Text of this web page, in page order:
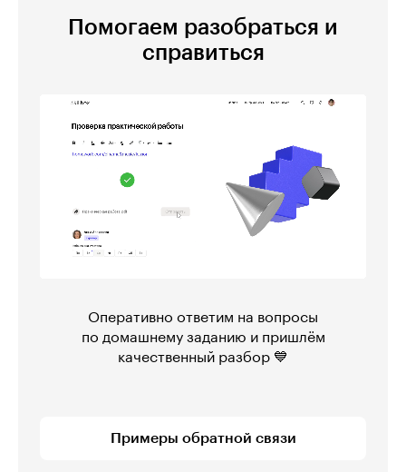
Помогаем разобраться и
справиться
Оперативно ответим на вопросы
по домашнему заданию и пришлём
качественный разбор 💙
Примеры обратной связи